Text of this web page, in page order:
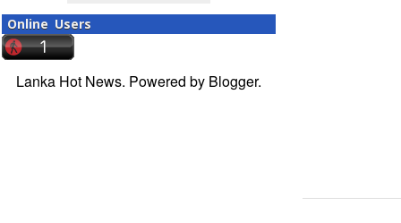
Online Users
Lanka Hot News. Powered by Blogger.